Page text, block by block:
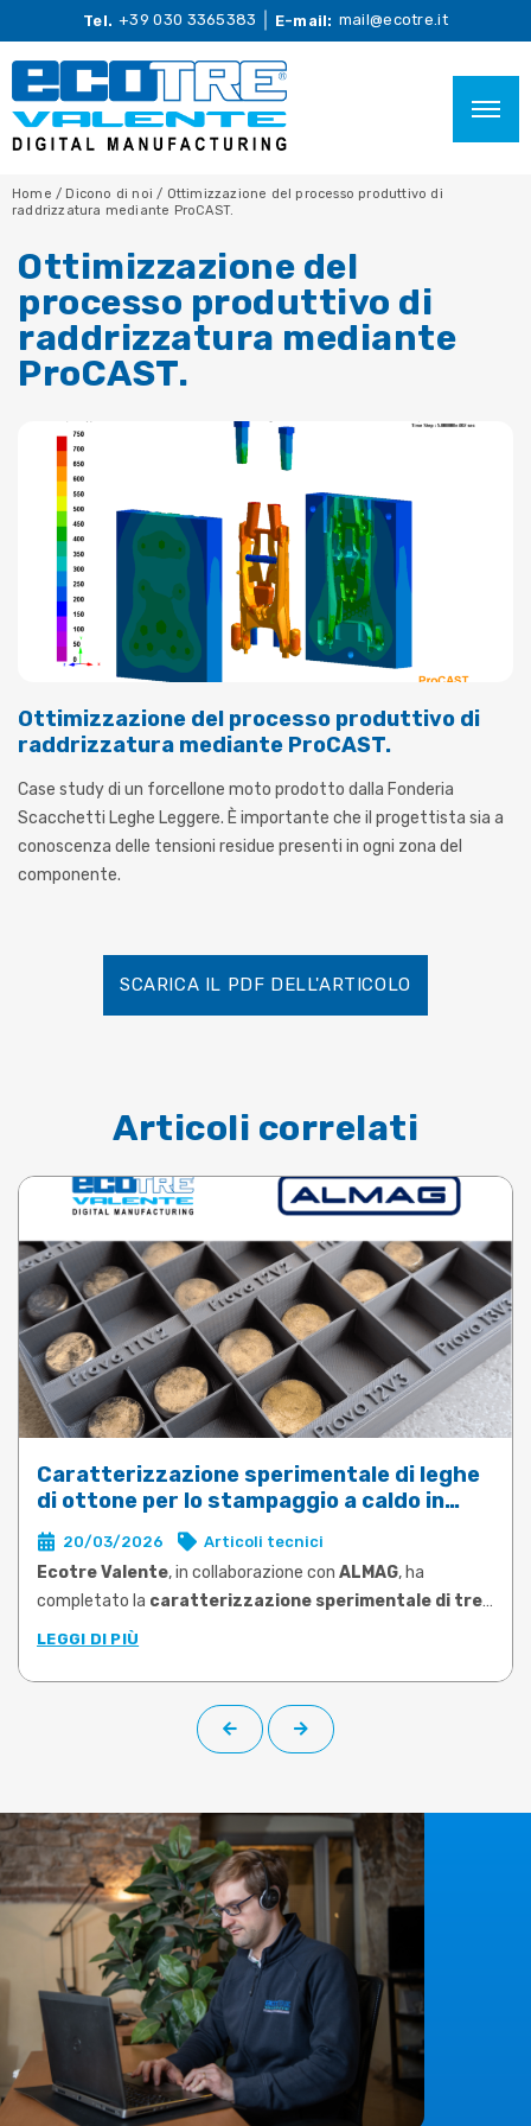
Tel. +39 030 3365383 E-mail: mail@ecotre.it
Home / Dicono di noi/ Ottimizzazione del processo produttivo di
raddrizzatura mediante ProCAST.
Ottimizzazione del
processo produttivo di
raddrizzatura mediante
ProCAST.
Ottimizzazione del processo produttivo di
raddrizzatura mediante ProCAST.
Case study di un forcellone moto prodotto dalla Fonderia
Scacchetti Leghe Leggere. È importante che il progettista sia a
conoscenza delle tensioni residue presenti in ogni zona del
componente.
SCARICA IL PDF DELL'ARTICOLO
Articoli correlati
Caratterizzazione sperimentale di leghe
di ottone per lo stampaggio a caldo in
DEFORM
20/03/2026 Articoli tecnici
Ecotre Valente, in collaborazione con ALMAG, ha
completato la caratterizzazione sperimentale di tre
leghe di ottone tra le più utilizzate nello stampaggio
piombo (Pb<0,1%). Le prove, condotte su campioni prelevati
da barra di produzione, hanno permesso di determinare le
proprietà plastiche di ciascuna lega negli intervalli di
Illimite risoltoè quello che molti utilizzatori di software di
simulazione conoscono bene:dati materiali generici,
datati o riferiti a leghe non corrispondenti a quelle
effettivamente lavorate. Una condizione che rende la
simulazione meno affidabile e costringe a compensare con
prove fisiche aggiuntive, più scarti e tempi di messa a punto
dilatati. I nuovi dati sperimentali, che su richiesta possono
essere implementati nella libreria materiali di
DEFORM
colmano questa lacuna, offrendo curve di flusso specifiche
e validate.
LEGGI DI PIÙ